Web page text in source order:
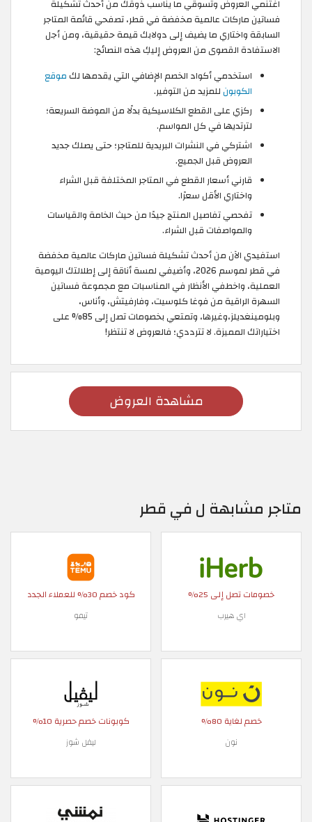
اغتنمي العروض وتسوقي ما يناسب ذوقك من أحدث تشكيلة
فساتين ماركات عالمية مخفضة في قطر، تصفحي قائمة المتاجر
السابقة واختاري ما يضيف إلى دولابك قيمة حقيقية، ومن أجل
الاستفادة القصوى من العروض إليكِ هذه النصائح:
استخدمي أكواد الخصم الإضافي التي يقدمها لك موقع
الكوبونللمزيد من التوفير.
ركزي على القطع الكلاسيكية بدلًا من الموضة السريعة؛
لترتديها في كل المواسم.
اشتركي في النشرات البريدية للمتاجر؛ حتى يصلك جديد
العروض قبل الجميع.
قارني أسعار القطع في المتاجر المختلفة قبل الشراء
واختاري الأقل سعرًا.
تفحصي تفاصيل المنتج جيدًا من حيث الخامة والقياسات
والمواصفات قبل الشراء.
استفيدي الآن من أحدث تشكيلة فساتين ماركات عالمية مخفضة
في قطر لموسم 2026، وأضيفي لمسة أناقة إلى إطلالتك اليومية
العملية، واخطفي الأنظار في المناسبات مع مجموعة فساتين
السهرة الراقية من فوغا كلوسيت، وفارفيتش، وأناس،
وبلومينغديلز،وغيرها، وتمتعي بخصومات تصل إلى 85% على
اختياراتك المميزة. لا تترددي؛ فالعروض لا تنتظر!
مشاهدة العروض
متاجر مشابهة ل في قطر
خصومات تصل إلى 25%
اي هيرب
كود خصم 30% للعملاء الجدد
تيمو
خصم لغاية 80%
نون
كوبونات خصم حصرية 10%
ليفل شوز